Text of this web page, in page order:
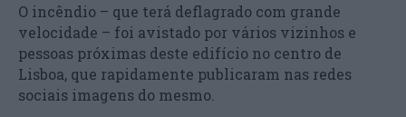
O incêndio – que terá deflagrado com grande
velocidade – foi avistado por vários vizinhos e
pessoas próximas deste edifício no centro de
Lisboa, que rapidamente publicaram nas redes
sociais imagens do mesmo.